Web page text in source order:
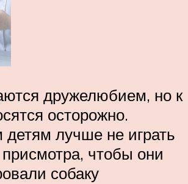
дружелюбием, но к
осторожно.
лучше не играть
чтобы они
собаку